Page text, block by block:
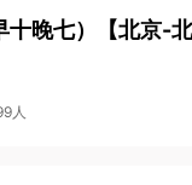
晚七） 【北京-
人